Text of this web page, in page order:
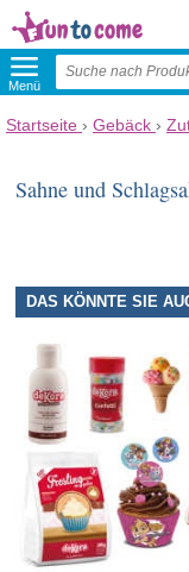
Menü
Startseite › Gebäck ›
Sahne und
DAS KÖNNTE SIE